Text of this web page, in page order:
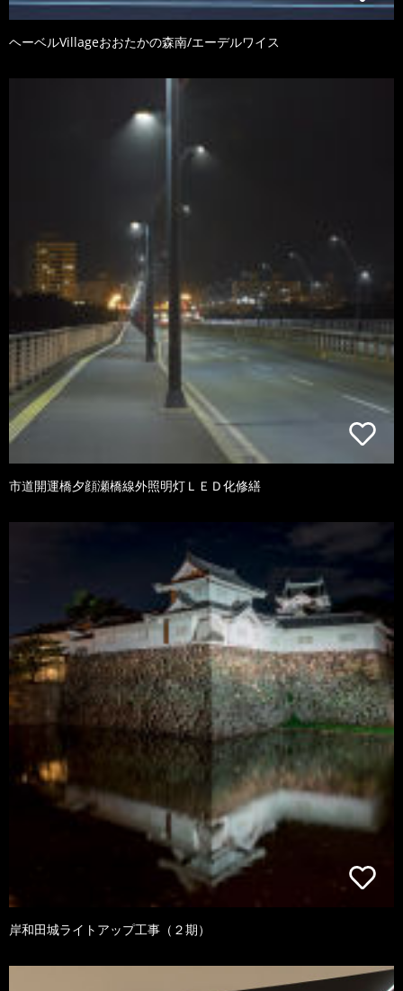
ヘーベルVillageおおたかの森南/エーデルワイス
市道開運橋夕顔瀬橋線外照明灯ＬＥＤ化修繕
岸和田城ライトアップ工事（２期）